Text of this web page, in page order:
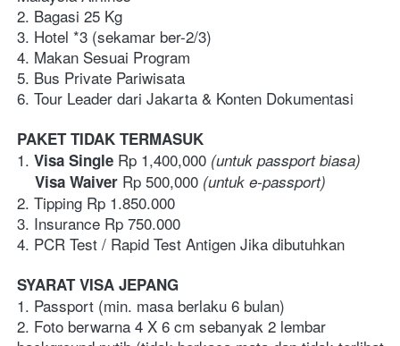
2. Bagasi 25 Kg
3. Hotel *3 (sekamar ber-2/3)
4. Makan Sesuai Program
5. Bus Private Pariwisata
6. Tour Leader dari Jakarta & Konten Dokumentasi
PAKET TIDAK TERMASUK
1. Visa Single Rp 1,400,000 (untuk passport biasa)
    Visa Waiver
Rp 500,000 (untuk e-passport)
2. Tipping Rp 1.850.000
3. Insurance Rp 750.000
4. PCR Test / Rapid Test Antigen Jika dibutuhkan
SYARAT VISA JEPANG
1. Passport (min. masa berlaku 6 bulan)
2. Foto berwarna 4 X 6 cm sebanyak 2 lembar